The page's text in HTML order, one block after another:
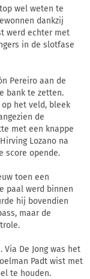
wel weten te
dankzij
werd echter met
in de slotfase
Pereiro aan de
bank te zetten.
het veld, bleek
de
met een knappe
Lozano na
score opende.
toen een
paal werd binnen
hij bovendien
maar de
De Jong was het
Padt wist met
te houden.